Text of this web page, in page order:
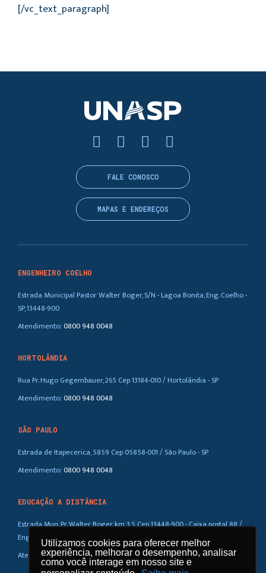
Utilizamos cookies para oferecer melhor
experiência, melhorar o desempenho, analisar
como você interage em nosso site e
Utilizamos cookies para oferecer melhor
experiência, melhorar o desempenho, analisar
como você interage em nosso site e
[/vc_text_paragraph]
ENGENHEIRO COELHO
Estrada Municipal Pastor Walter Boger, S/N - Lagoa Bonita, Eng. Coelho -
SP, 13448-900
Atendimento:0800 948 0048
HORTOLÂNDIA
Rua Pr. Hugo Gegembauer, 265 Cep 13184-010 / Hortolândia - SP
Atendimento:0800 948 0048
SÃO PAULO
Estrada de Itapecerica, 5859 Cep 05858-001 / São Paulo - SP
Atendimento:0800 948 0048
EDUCAÇÃO A DISTÂNCIA
Estrada Mun. Pr. Walter Boger, km 3,5 Cep 13448-900 - Caixa postal 88 /
Eng. Coelho – SP
Atendimento:0800 948 0048
FALE CONOSCO
MAPAS E ENDEREÇOS